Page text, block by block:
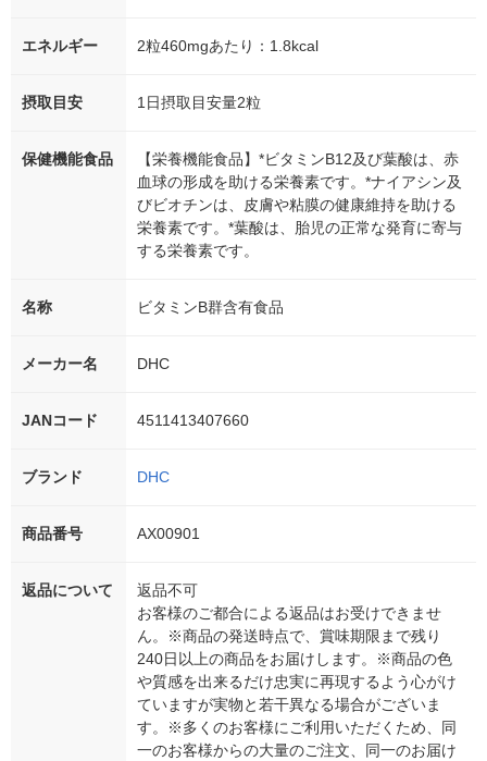
エネルギー 2粒460mgあたり：1.8kcal
摂取目安 1日摂取目安量2粒
保健機能食品
【栄養機能食品】*ビタミンB12及び葉酸は、赤
血球の形成を助ける栄養素です。*ナイアシン及
びビオチンは、皮膚や粘膜の健康維持を助ける
栄養素です。*葉酸は、胎児の正常な発育に寄与
する栄養素です。
名称 ビタミンB群含有食品
メーカー名 DHC
JANコード 4511413407660
ブランド DHC
商品番号 AX00901
返品について
返品不可
お客様のご都合による返品はお受けできませ
ん。※商品の発送時点で、賞味期限まで残り
240日以上の商品をお届けします。※商品の色
や質感を出来るだけ忠実に再現するよう心がけ
ていますが実物と若干異なる場合がございま
す。※多くのお客様にご利用いただくため、同
一のお客様からの大量のご注文、同一のお届け